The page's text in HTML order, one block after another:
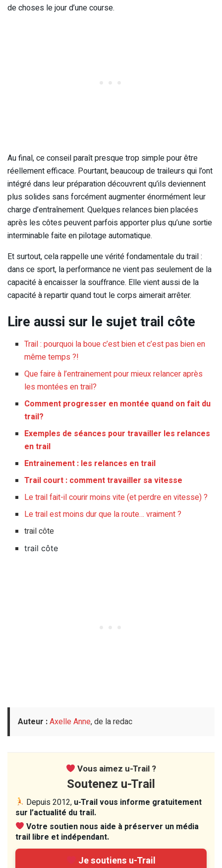
de choses le jour d’une course.
Au final, ce conseil paraît presque trop simple pour être
réellement efficace. Pourtant, beaucoup de traileurs qui l’ont
intégré dans leur préparation découvrent qu’ils deviennent
plus solides sans forcément augmenter énormément leur
charge d’entraînement. Quelques relances bien placées
après les côtes peuvent parfois apporter plus qu’une sortie
interminable faite en pilotage automatique.
Et surtout, cela rappelle une vérité fondamentale du trail :
dans ce sport, la performance ne vient pas seulement de la
capacité à encaisser la souffrance. Elle vient aussi de la
capacité à repartir quand tout le corps aimerait arrêter.
Lire aussi sur le sujet trail côte
Trail : pourquoi la boue c’est bien et c’est pas bien en
même temps ?!
Que faire à l’entrainement pour mieux relancer après
les montées en trail?
Comment progresser en montée quand on fait du
trail?
Exemples de séances pour travailler les relances
en trail
Entrainement : les relances en trail
Trail court : comment travailler sa vitesse
Le trail fait-il courir moins vite (et perdre en vitesse) ?
Le trail est moins dur que la route… vraiment ?
trail côte
trail côte
Auteur :Axelle Anne, de la redac
Vous aimez u-Trail ?
Soutenez u-Trail
Depuis 2012, u-Trail vous informe gratuitement
sur l’actualité du trail.
Votre soutien nous aide à préserver un média
trail libre et indépendant.
Je soutiens u-Trail